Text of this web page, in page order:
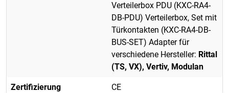
Verteilerbox PDU (KXC-RA4-
DB-PDU) Verteilerbox, Set mit
Türkontakten (KXC-RA4-DB-
BUS-SET) Adapter für
verschiedene Hersteller: Rittal
(TS, VX), Vertiv, Modulan
Zertifizierung CE